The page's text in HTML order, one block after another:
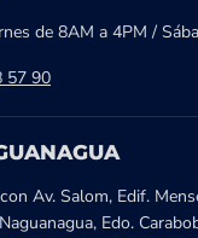
de 8AM a 4PM /
57 90
Av. Salom, Edif.
Edo.